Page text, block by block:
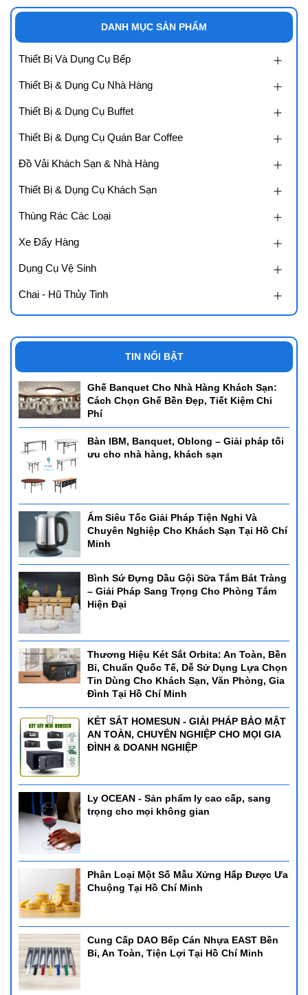
DANH MỤC SẢN PHẨM
Thiết Bị Và Dụng Cụ Bếp
Thiết Bị & Dụng Cụ Nhà Hàng
Thiết Bị & Dụng Cụ Buffet
Thiết Bị & Dụng Cụ Quán Bar Coffee
Đồ Vải Khách Sạn & Nhà Hàng
Thiết Bị & Dụng Cụ Khách Sạn
Thùng Rác Các Loại
Xe Đẩy Hàng
Dụng Cụ Vệ Sinh
Chai - Hũ Thủy Tinh
TIN NỔI BẬT
Ghế Banquet Cho Nhà Hàng Khách Sạn:
Cách Chọn Ghế Bền Đẹp, Tiết Kiệm Chi
Phí
Bàn IBM, Banquet, Oblong – Giải pháp tối
ưu cho nhà hàng, khách sạn
Ấm Siêu Tốc Giải Pháp Tiện Nghi Và
Chuyên Nghiệp Cho Khách Sạn Tại Hồ Chí
Minh
Bình Sứ Đựng Dầu Gội Sữa Tắm Bát Tràng
– Giải Pháp Sang Trọng Cho Phòng Tắm
Hiện Đại
Thương Hiệu Két Sắt Orbita: An Toàn, Bền
Bỉ, Chuẩn Quốc Tế, Dễ Sử Dụng Lựa Chọn
Tin Dùng Cho Khách Sạn, Văn Phòng, Gia
Đình Tại Hồ Chí Minh
KÉT SẮT HOMESUN - GIẢI PHÁP BẢO MẬT
AN TOÀN, CHUYÊN NGHIỆP CHO MỌI GIA
ĐÌNH & DOANH NGHIỆP
Ly OCEAN - Sản phẩm ly cao cấp, sang
trọng cho mọi không gian
Phân Loại Một Số Mẫu Xửng Hấp Được Ưa
Chuộng Tại Hồ Chí Minh
Cung Cấp DAO Bếp Cán Nhựa EAST Bền
Bỉ, An Toàn, Tiện Lợi Tại Hồ Chí Minh